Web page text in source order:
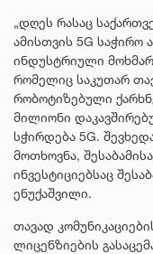
„დღეს რასაც
ამისთვის 5G საჭირო
ინდუსტრიული
რომელიც საკუთარ
რობოტიზებული
მილიონი
სჭირდება 5G.
მოთხოვნა,
ინვესტიციებსაც
ენუქაშვილი.
თავად
ლიცენზიების